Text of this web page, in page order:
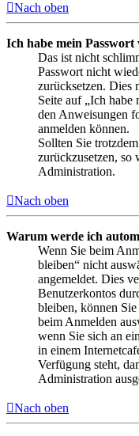
Nach oben
Ich habe mein Passwort
Das ist nicht
Passwort nicht
zurücksetzen. Dies
Seite auf „Ich habe
den Anweisungen
anmelden können.
Sollten Sie
zurückzusetzen, so
Administration.
Nach oben
Warum werde ich
Wenn Sie beim
bleiben“ nicht
angemeldet. Dies
Benutzerkontos
bleiben, können
beim Anmelden
wenn Sie sich an
in einem
Verfügung steht,
Administration
Nach oben